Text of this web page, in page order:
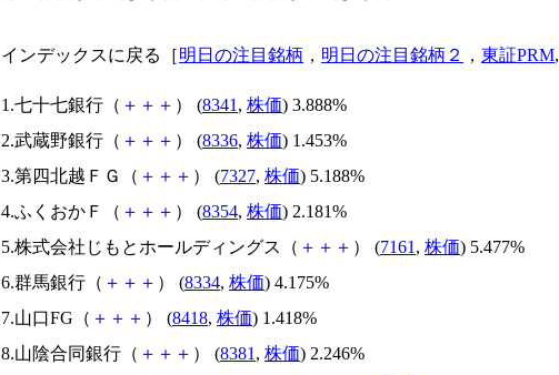
インデックスに戻る［明日の注目銘柄 ， 明日の注目銘柄２ ， 東証PRM,
1.七十七銀行（ ＋ ＋ ＋ ） (8341 , 株価) 3.888%
2.武蔵野銀行（ ＋ ＋ ＋ ） (8336, 株価) 1.453%
3.第四北越ＦＧ（ ＋ ＋ ＋ ） (7327, 株価) 5.188%
4.ふくおかＦ（ ＋ ＋ ＋ ） (8354, 株価) 2.181%
5.株式会社じもとホールディングス（ ＋ ＋ ＋ ） (7161 , 株価) 5.477%
6.群馬銀行（ ＋ ＋ ＋ ） (8334, 株価) 4.175%
7.山口FG（ ＋ ＋ ＋ ） (8418, 株価) 1.418%
8.山陰合同銀行（ ＋ ＋ ＋ ） (8381 , 株価) 2.246%